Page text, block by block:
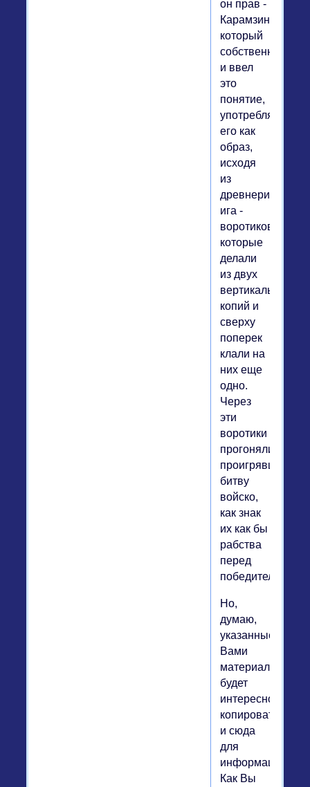
он прав -
Карамзин,
который
собственно
и ввел
это
понятие,
употреблял
его как
образ,
исходя
из
древнеримского
ига -
воротиков,
которые
делали
из двух
вертикальных
копий и
сверху
поперек
клали на
них еще
одно.
Через
эти
воротики
прогоняли
проигрявшее
битву
войско,
как знак
их как бы
рабства
перед
победителями.
Но,
думаю,
указанные
Вами
материалы
будет
интересно
копировать
и сюда
для
информации.
Как Вы